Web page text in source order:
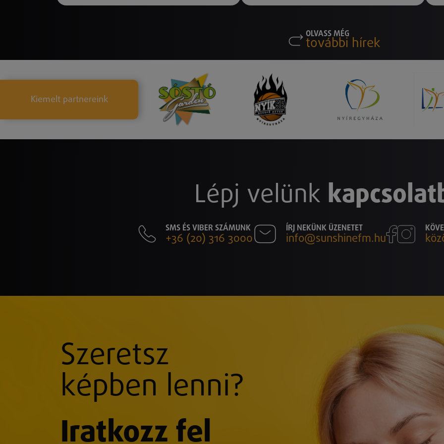
OLVASS MÉG
további hírek
Kiemelt partnereink
Lépj velünk
SMS ÉS VIBER SZÁMUNK
+36 (20) 316 3000
ÍRJ NEKÜNK ÜZENETET
info@sunshinefm.hu
Szeretsz
képben lenni?
Iratkozz fel